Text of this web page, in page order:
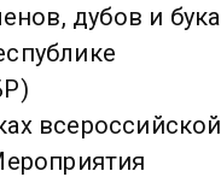
дубов и бука
всероссийской